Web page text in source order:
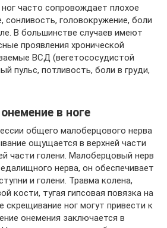
часто сопровождает плохое
головокружение, боли
В большинстве случаев имеют
проявления хронической
ВСД (вегетососудистой
пульс, потливость, боли в груди,
в ноге
общего малоберцового нерва
ощущается в верхней части
части голени. Малоберцовый нерв
нерва, он обеспечивает
и голени. Травма колена,
кости, тугая гипсовая повязка на
скрещивание ног могут привести к
онемения заключается в